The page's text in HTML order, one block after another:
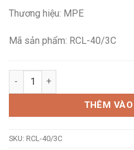
Thương hiệu: MPE
Mã sản phẩm: RCL-40/3C
Đèn LED ốp trần tròn MPE
THÊM
SKU: RCL-40/3C